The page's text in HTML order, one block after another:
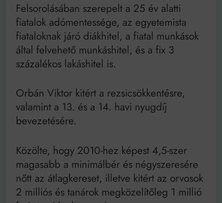
Felsorolásában szerepelt a 25 év alatti
fiatalok adómentessége, az egyetemista
fiataloknak járó diákhitel, a fiatal munkások
által felvehető munkáshitel, és a fix 3
százalékos lakáshitel is.
Orbán Viktor kitért a rezsicsökkentésre,
valamint a 13. és a 14. havi nyugdíj
bevezetésére.
Közölte, hogy 2010-hez képest 4,5-szer
magasabb a minimálbér és négyszeresére
nőtt az átlagkereset, illetve kitért az orvosok
2 milliós és tanárok megközelítőleg 1 millió